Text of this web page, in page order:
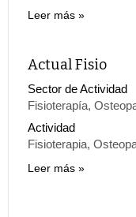
Leer más
Actual Fisio
Sector de Actividad
Fisioterapía,
Actividad
Fisioterapia,
Leer más